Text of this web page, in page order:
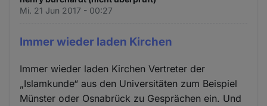
Mi. 21 Jun 2017 - 00:27
Immer wieder laden Kirchen
Immer wieder laden Kirchen Vertreter der
„Islamkunde“ aus den Universitäten zum Beispiel
Münster oder Osnabrück zu Gesprächen ein. Und